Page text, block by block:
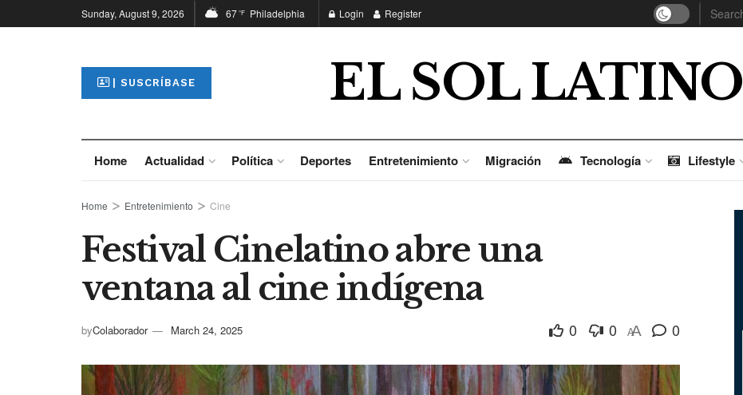
Sunday, August 9, 2026 67°F Philadelphia Login Register
| SUSCRÍBASE EL SOL LATINO
Home Actualidad Política Deportes Entretenimiento Migración Tecnología Lifestyle
Home Entretenimiento Cine
Festival Cinelatino abre una
ventana al cine indígena
byColaborador March 24, 2025 0 0 AA 0